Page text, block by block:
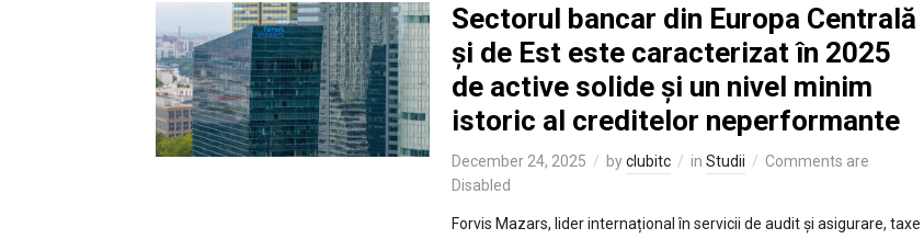
Sectorul bancar din Europa Centrală
și de Est este caracterizat în 2025
de active solide și un nivel minim
istoric al creditelor neperformante
December 24, 2025 byclubitc in Studii
Comments are
Disabled
Forvis Mazars, lider internațional în servicii de audit și asigurare, taxe